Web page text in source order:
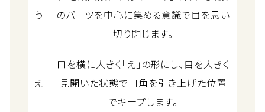
う
のパーツを中心に集める意識で目を思い
切り閉じます。
え
口を横に大きく「え」の形にし、目を大きく
見開いた状態で口角を引き上げた位置
でキープします。